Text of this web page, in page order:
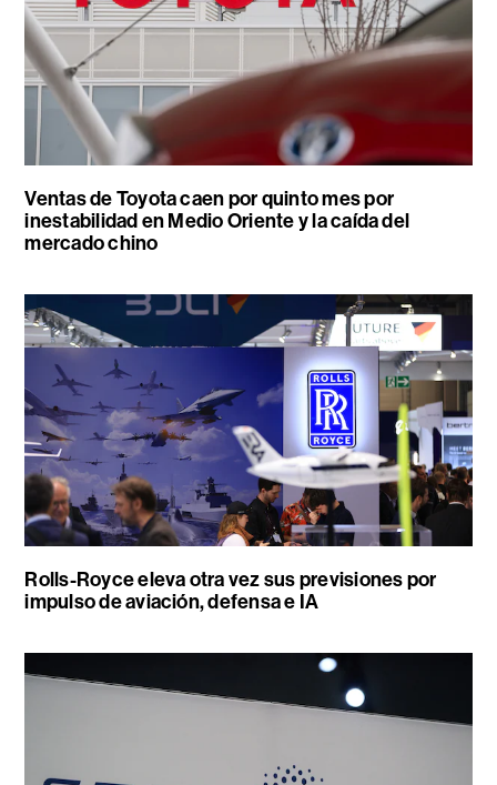
Ventas de Toyota caen por quinto mes por
inestabilidad en Medio Oriente y la caída del
mercado chino
Rolls-Royce eleva otra vez sus previsiones por
impulso de aviación, defensa e IA